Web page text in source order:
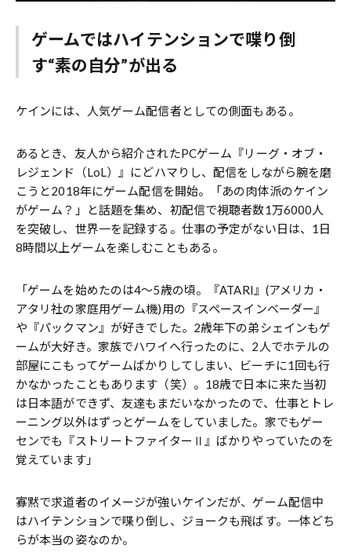
ゲームではハイテンションで喋り倒
す“素の自分”が出る
ケインには、人気ゲーム配信者としての側面もある。
あるとき、友人から紹介されたPCゲーム『リーグ・オブ・
レジェンド（LoL）』にどハマりし、配信をしながら腕を磨
こうと2018年にゲーム配信を開始。「あの肉体派のケイン
がゲーム？」と話題を集め、初配信で視聴者数1万6000人
を突破し、世界一を記録する。仕事の予定がない日は、1日
8時間以上ゲームを楽しむこともある。
「ゲームを始めたのは4〜5歳の頃。『ATARI』(アメリカ・
アタリ社の家庭用ゲーム機)用の『スペースインベーダー』
や『パックマン』が好きでした。2歳年下の弟シェインもゲ
ームが大好き。家族でハワイへ行ったのに、2人でホテルの
部屋にこもってゲームばかりしてしまい、ビーチに1回も行
かなかったこともあります（笑）。18歳で日本に来た当初
は日本語ができず、友達もまだいなかったので、仕事とトレ
ーニング以外はずっとゲームをしていました。家でもゲー
センでも『ストリートファイターⅡ』ばかりやっていたのを
覚えています」
寡黙で求道者のイメージが強いケインだが、ゲーム配信中
はハイテンションで喋り倒し、ジョークも飛ばす。一体どち
らが本当の姿なのか。